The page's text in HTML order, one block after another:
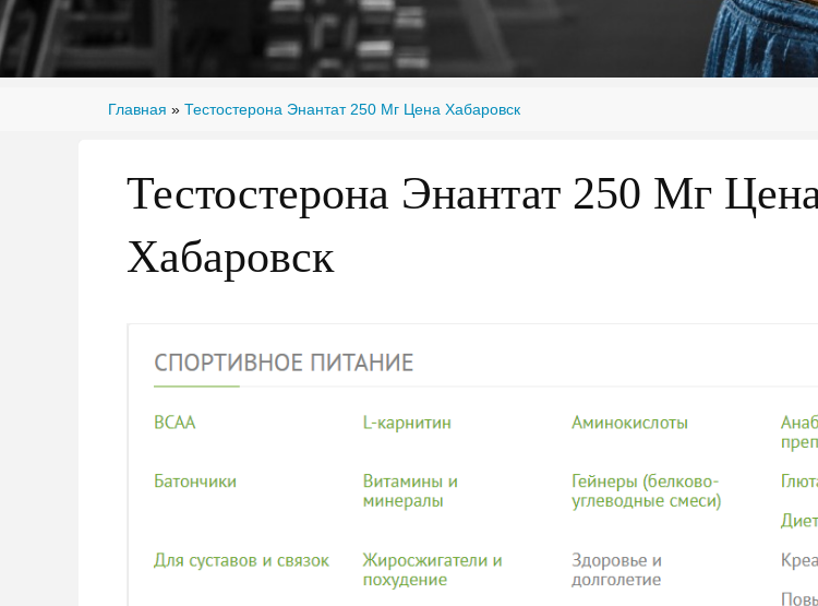
Главная » Тестостерона Энантат 250 Мг Цена Хабаровск
Тестостерона Энантат 250 Мг
Хабаровск